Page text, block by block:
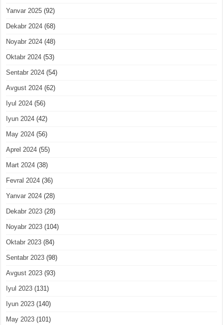
Yanvar 2025 (92)
Dekabr 2024 (68)
Noyabr 2024 (48)
Oktabr 2024 (53)
Sentabr 2024 (54)
Avgust 2024 (62)
Iyul 2024 (56)
Iyun 2024 (42)
May 2024 (56)
Aprel 2024 (55)
Mart 2024 (38)
Fevral 2024 (36)
Yanvar 2024 (28)
Dekabr 2023 (28)
Noyabr 2023 (104)
Oktabr 2023 (84)
Sentabr 2023 (98)
Avgust 2023 (93)
Iyul 2023 (131)
Iyun 2023 (140)
May 2023 (101)